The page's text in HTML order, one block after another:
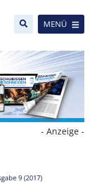
MENÜ
- Anzeige -
9 (2017)